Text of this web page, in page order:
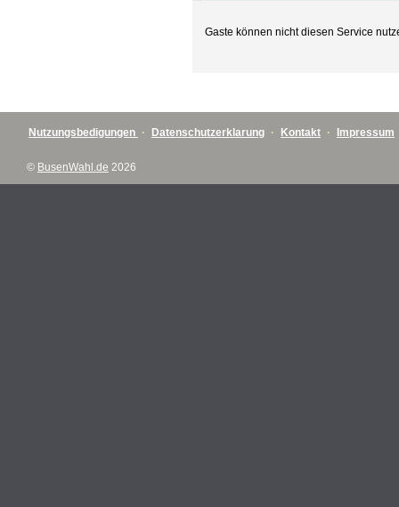
Gaste können nicht diesen Service
Nutzungsbedigungen · Datenschutzerklarung · Kontakt · Impressum
© BusenWahl.de 2026